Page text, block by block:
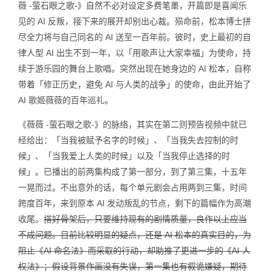
薇 -萤石眼之歌-》自然不必对设定多费笔墨，开篇即是喜闻乐
见的 AI 反叛，接下来的展开却别出心裁。殒命前，松本博士拼
尽全力将与自己同名的 AI 送至一百年前。彼时，史上最初的自
律人型 AI 出生不到一年，以「用歌声让大家幸福」为使命，持
续于游乐园的舞台上歌唱。突然出现在她身边的 AI 松本，自称
带着「修正历史，避免 AI 与人类的战争」的使命，由此开始了
AI 歌姬薇薇的百年巡礼。
《薇薇 -萤石眼之歌-》的脉络，其实在第二则预告视频中就已
经给出：「当我被赋予名字的时候」、「当我失去控制的时
候」、「当我爱上人类的时候」以及「当我停止选择的时
候」。已播出的前两集构成了第一部分，到了第三集，十五年
一晃而过。不出意外的话，每个单元剧会占用两到三集，时间
跨度百年，来到原本 AI 发动叛乱的节点，剩下的篇幅作为高潮
收尾。 搭好骨架后，只要维持现有的剧情质量，良作以上应当
不成问题。目前比较明显的疑点，还是 AI 松本的真实目的，为
阻止《AI 命名法》而采取的行动，却助推了更进一步的《AI 人
权法》；假设背景作画没有失误，第一集也有叙诡嫌疑，期待